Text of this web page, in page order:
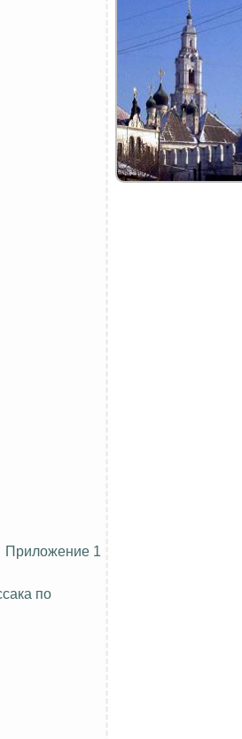
Приложение 1
по